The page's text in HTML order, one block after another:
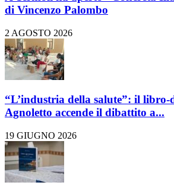
di Vincenzo Palombo
2 AGOSTO 2026
“L’industria della salute”: il libro-
Agnoletto accende il dibattito a...
19 GIUGNO 2026